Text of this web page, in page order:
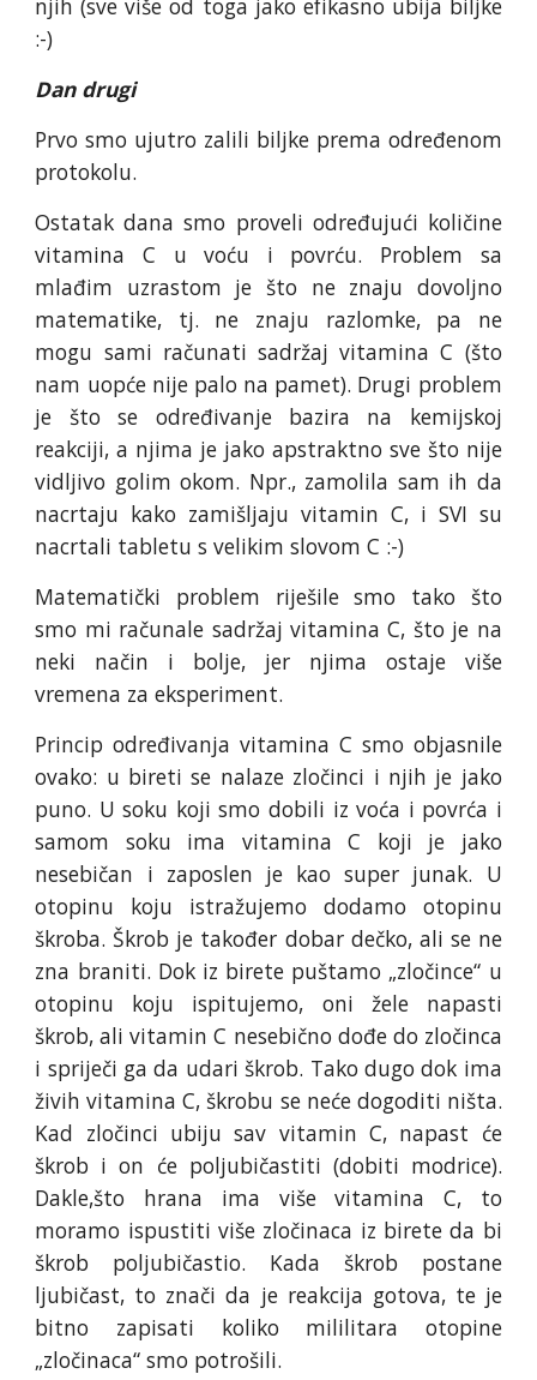
njih (sve više od toga jako efikasno ubija biljke
:-)
Dan drugi
Prvo smo ujutro zalili biljke prema određenom
protokolu.
Ostatak dana smo proveli određujući količine
vitamina C u voću i povrću. Problem sa
mlađim uzrastom je što ne znaju dovoljno
matematike, tj. ne znaju razlomke, pa ne
mogu sami računati sadržaj vitamina C (što
nam uopće nije palo na pamet). Drugi problem
je što se određivanje bazira na kemijskoj
reakciji, a njima je jako apstraktno sve što nije
vidljivo golim okom. Npr., zamolila sam ih da
nacrtaju kako zamišljaju vitamin C, i SVI su
nacrtali tabletu s velikim slovom C :-)
Matematički problem riješile smo tako što
smo mi računale sadržaj vitamina C, što je na
neki način i bolje, jer njima ostaje više
vremena za eksperiment.
Princip određivanja vitamina C smo objasnile
ovako: u bireti se nalaze zločinci i njih je jako
puno. U soku koji smo dobili iz voća i povrća i
samom soku ima vitamina C koji je jako
nesebičan i zaposlen je kao super junak. U
otopinu koju istražujemo dodamo otopinu
škroba. Škrob je također dobar dečko, ali se ne
zna braniti. Dok iz birete puštamo „zločince“ u
otopinu koju ispitujemo, oni žele napasti
škrob, ali vitamin C nesebično dođe do zločinca
i spriječi ga da udari škrob. Tako dugo dok ima
živih vitamina C, škrobu se neće dogoditi ništa.
Kad zločinci ubiju sav vitamin C, napast će
škrob i on će poljubičastiti (dobiti modrice).
Dakle,što hrana ima više vitamina C, to
moramo ispustiti više zločinaca iz birete da bi
škrob poljubičastio. Kada škrob postane
ljubičast, to znači da je reakcija gotova, te je
bitno zapisati koliko mililitara otopine
„zločinaca“ smo potrošili.